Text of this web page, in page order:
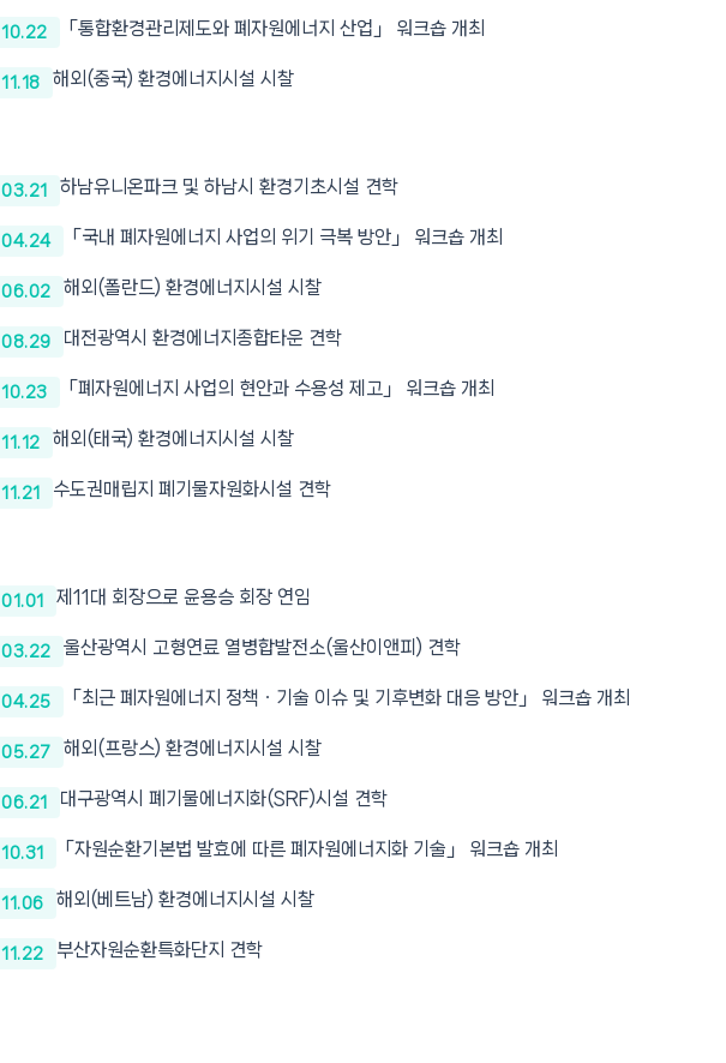
10.22 「통합환경관리제도와 폐자원에너지 산업」 워크숍 개최
11.18 해외(중국) 환경에너지시설 시찰
03.21 하남유니온파크 및 하남시 환경기초시설 견학
04.24 「국내 폐자원에너지 사업의 위기 극복 방안」 워크숍 개최
06.02 해외(폴란드) 환경에너지시설 시찰
08.29 대전광역시 환경에너지종합타운 견학
10.23 「폐자원에너지 사업의 현안과 수용성 제고」 워크숍 개최
11.12 해외(태국) 환경에너지시설 시찰
11.21 수도권매립지 폐기물자원화시설 견학
01.01 제11대 회장으로 윤용승 회장 연임
03.22 울산광역시 고형연료 열병합발전소(울산이앤피) 견학
04.25 「최근 폐자원에너지 정책ㆍ기술 이슈 및 기후변화 대응 방안」 워크숍 개최
05.27 해외(프랑스) 환경에너지시설 시찰
06.21 대구광역시 폐기물에너지화(SRF)시설 견학
10.31 「자원순환기본법 발효에 따른 폐자원에너지화 기술」 워크숍 개최
11.06 해외(베트남) 환경에너지시설 시찰
11.22 부산자원순환특화단지 견학